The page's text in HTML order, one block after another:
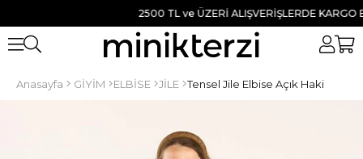
2500 TL ve ÜZERİ ALIŞVERİŞLERDE KARGO
Anasayfa GİYİM ELBİSE JİLE Tensel Jile Elbise Açık Haki